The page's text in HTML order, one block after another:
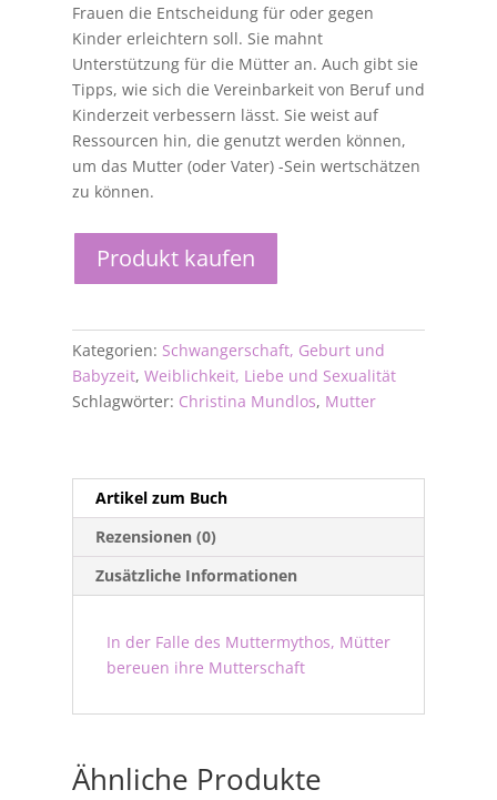
Frauen die Entscheidung für oder gegen
Kinder erleichtern soll. Sie mahnt
Unterstützung für die Mütter an. Auch gibt sie
Tipps, wie sich die Vereinbarkeit von Beruf und
Kinderzeit verbessern lässt. Sie weist auf
Ressourcen hin, die genutzt werden können,
um das Mutter (oder Vater) -Sein wertschätzen
zu können.
Produkt kaufen
Kategorien: Schwangerschaft, Geburt und
Babyzeit, Weiblichkeit, Liebe und Sexualität
Schlagwörter: Christina Mundlos, Mutter
Artikel zum Buch
Rezensionen (0)
Zusätzliche Informationen
In der Falle des Muttermythos, Mütter
bereuen ihre Mutterschaft
Ähnliche Produkte